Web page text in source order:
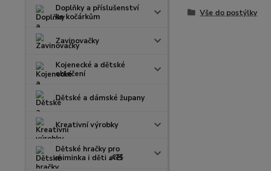
Doplňky a příslušenství
ke kočárkům
Zavinovačky
Kojenecké a dětské
oblečení
Dětské a dámské župany
Kreativní výrobky
Dětské hračky pro
miminka i děti 👶🧸
Vše do postýlky